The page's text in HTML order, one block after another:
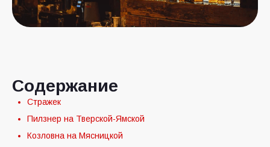
Содержание
Стражек
Пилзнер на Тверской-Ямской
Козловна на Мясницкой